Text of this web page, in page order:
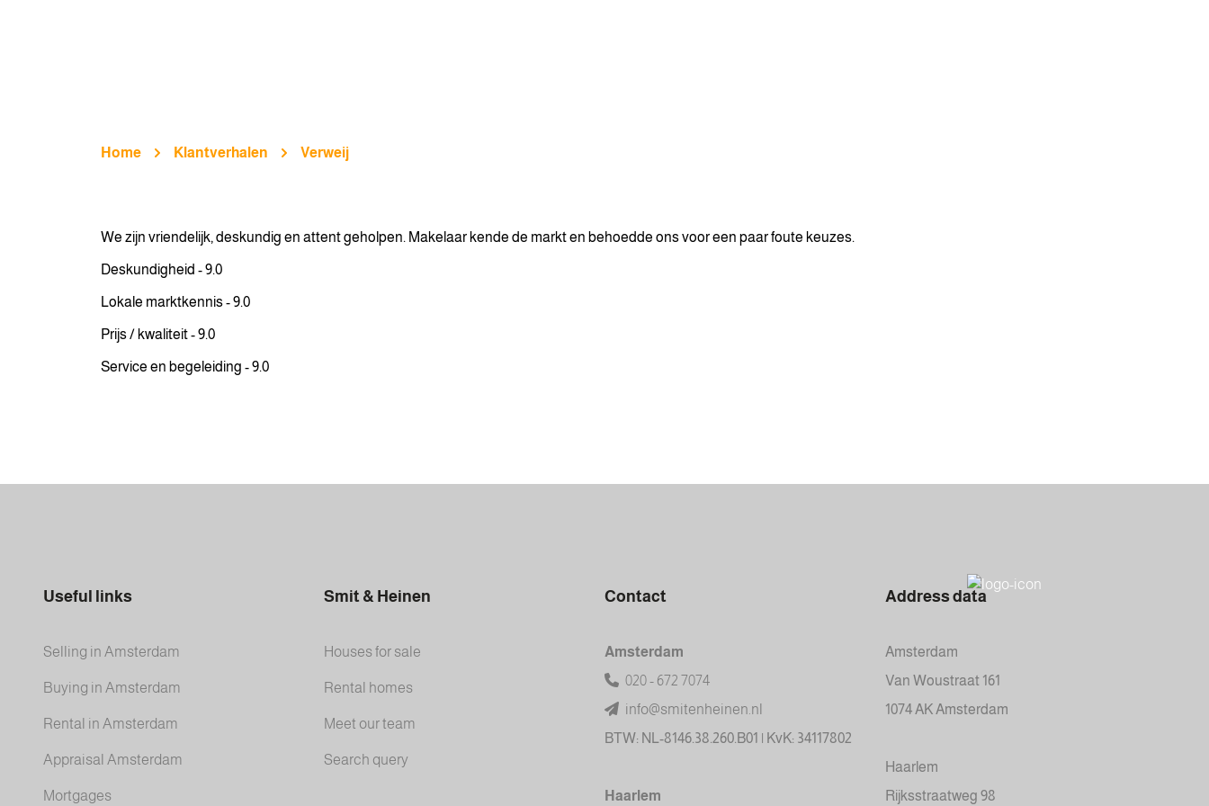
Home Klantverhalen Verweij
We zijn vriendelijk, deskundig en attent geholpen. Makelaar kende de markt en behoedde ons voor een paar foute keuzes.
Deskundigheid - 9.0
Lokale marktkennis - 9.0
Prijs / kwaliteit - 9.0
Service en begeleiding - 9.0
Useful links
Selling in Amsterdam
Buying in Amsterdam
Rental in Amsterdam
Appraisal Amsterdam
Mortgages
Smit & Heinen
Houses for sale
Rental homes
Meet our team
Search query
Contact
Amsterdam
020 - 672 7074
info@smitenheinen.nl
BTW: NL-8146.38.260.B01 | KvK: 34117802
Haarlem
Address data
Amsterdam
Van Woustraat 161
1074 AK Amsterdam
Haarlem
Rijksstraatweg 98